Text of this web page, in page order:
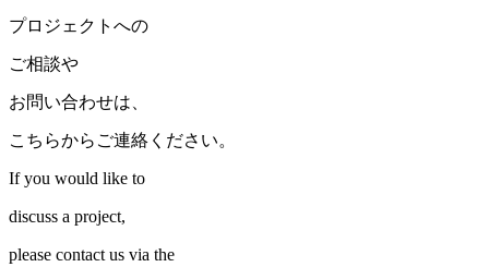
プロジェクトへの
ご相談や
お問い合わせは、
こちらからご連絡ください。
If you would like to
discuss a project,
please contact us via the